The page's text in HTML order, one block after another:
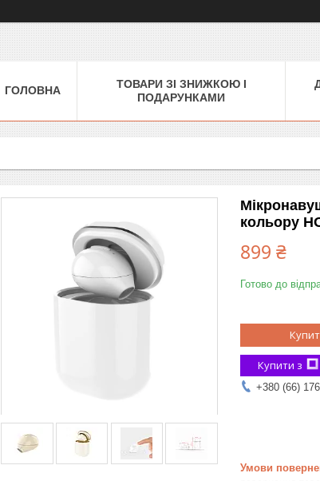
ГОЛОВНА
ТОВАРИ ЗІ ЗНИЖКОЮ І
ПОДАРУНКАМИ
кольору
899 ₴
Готово до
Купити з
+380 (66)